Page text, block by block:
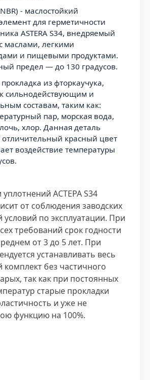
- маслостойкий
для герметичности
ASTERA S34, внедряемый
маслами, легкими
и пищевыми продуктами.
предел — до 130 градусов.
из фторкаучука,
сильнодействующим и
составам, таким как:
пар, морская вода,
хлор. Данная деталь
отличительный красный цвет
воздействие температуры
уплотнений АСТЕРА S34
от соблюдения заводских
по эксплуатации. При
требований срок годности
от 3 до 5 лет. При
устанавливать весь
без частичного
так как при постоянных
старые прокладки
и уже не
функцию на 100%.